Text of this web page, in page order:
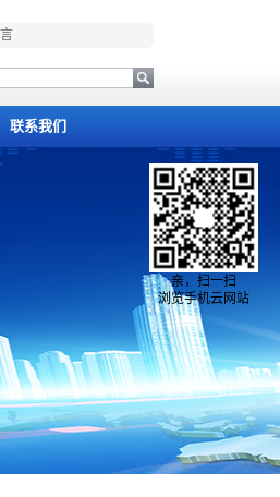
联系我们
亲，扫一扫
浏览手机云网站